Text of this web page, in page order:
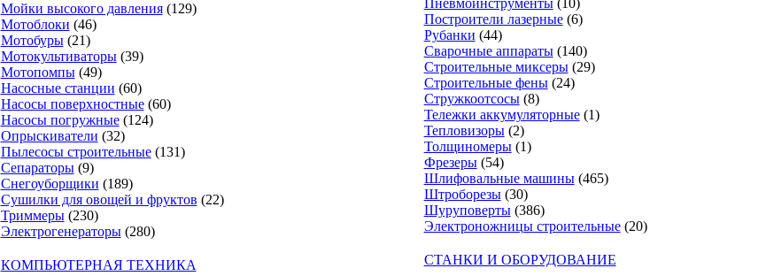
Мойки высокого давления (129)
Мотоблоки (46)
Мотобуры (21)
Мотокультиваторы (39)
Мотопомпы (49)
Насосные станции (60)
Насосы поверхностные (60)
Насосы погружные (124)
Опрыскиватели (32)
Пылесосы строительные (131)
Сепараторы (9)
Снегоуборщики (189)
Сушилки для овощей и фруктов (22)
Триммеры (230)
Электрогенераторы (280)
КОМПЬЮТЕРНАЯ ТЕХНИКА
Пневмоинструменты (10)
Построители лазерные (6)
Рубанки (44)
Сварочные аппараты (140)
Строительные миксеры (29)
Строительные фены (24)
Стружкоотсосы (8)
Тележки аккумуляторные (1)
Тепловизоры (2)
Толщиномеры (1)
Фрезеры (54)
Шлифовальные машины (465)
Штроборезы (30)
Шуруповерты (386)
Электроножницы строительные (20)
СТАНКИ И ОБОРУДОВАНИЕ